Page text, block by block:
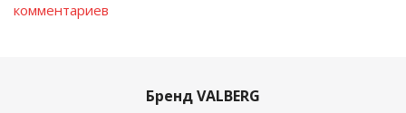
комментариев
Бренд VALBERG